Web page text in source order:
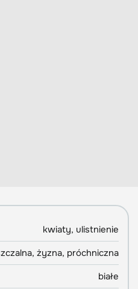
kwiaty, ulistnienie
żyzna, próchniczna
białe